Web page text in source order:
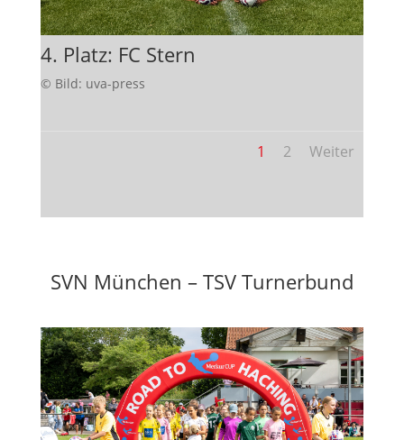
4. Platz: FC Stern
© Bild: uva-press
1 2 Weiter
SVN München – TSV Turnerbund